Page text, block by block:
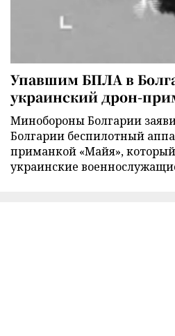
Упавшим БПЛА в
украинский дрон-
Минобороны Болгарии
Болгарии беспилотный
приманкой «Майя»,
украинские